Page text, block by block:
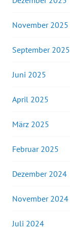
November 2025
September 2025
Juni 2025
April 2025
März 2025
Februar 2025
Dezember 2024
November 2024
Juli 2024